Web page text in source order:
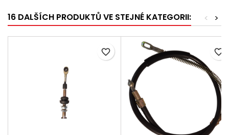
16 DALŠÍCH PRODUKTŮ VE STEJNÉ KATEGORII: >
<
favorite_border favorite_border